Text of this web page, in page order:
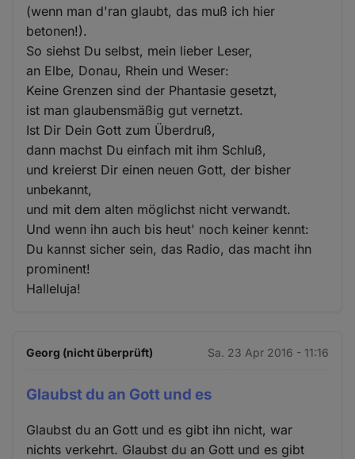
(wenn man d'ran glaubt, das muß ich hier
betonen!).
So siehst Du selbst, mein lieber Leser,
an Elbe, Donau, Rhein und Weser:
Keine Grenzen sind der Phantasie gesetzt,
ist man glaubensmäßig gut vernetzt.
Ist Dir Dein Gott zum Überdruß,
dann machst Du einfach mit ihm Schluß,
und kreierst Dir einen neuen Gott, der bisher
unbekannt,
und mit dem alten möglichst nicht verwandt.
Und wenn ihn auch bis heut' noch keiner kennt:
Du kannst sicher sein, das Radio, das macht ihn
prominent!
Halleluja!
Georg (nicht überprüft) Sa. 23 Apr 2016 - 11:16
Glaubst du an Gott und es
Glaubst du an Gott und es gibt ihn nicht, war
nichts verkehrt. Glaubst du an Gott und es gibt